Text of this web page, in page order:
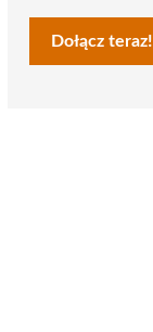
Dołącz teraz!